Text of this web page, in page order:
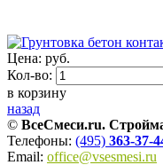
Цена: руб.
Кол-во:
в корзину
назад
© ВсеСмеси.ru.
Телефоны: (495) 363-37-
Email: office@vsesmesi.ru